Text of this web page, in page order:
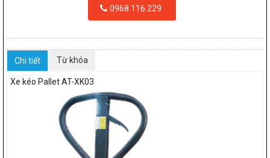
0968.116.229
Chi tiết Từ khóa
Xe kéo Pallet AT-XK03